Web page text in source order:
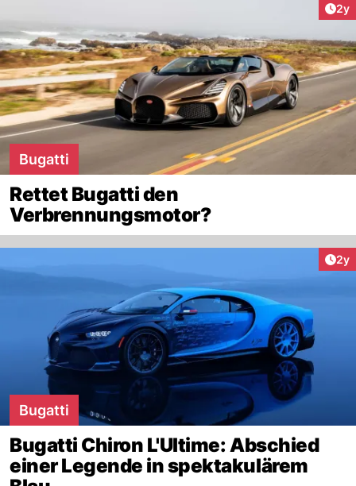
2y
Bugatti
Rettet Bugatti den
Verbrennungsmotor?
2y
Bugatti
Bugatti Chiron L'Ultime: Abschied
einer Legende in spektakulärem